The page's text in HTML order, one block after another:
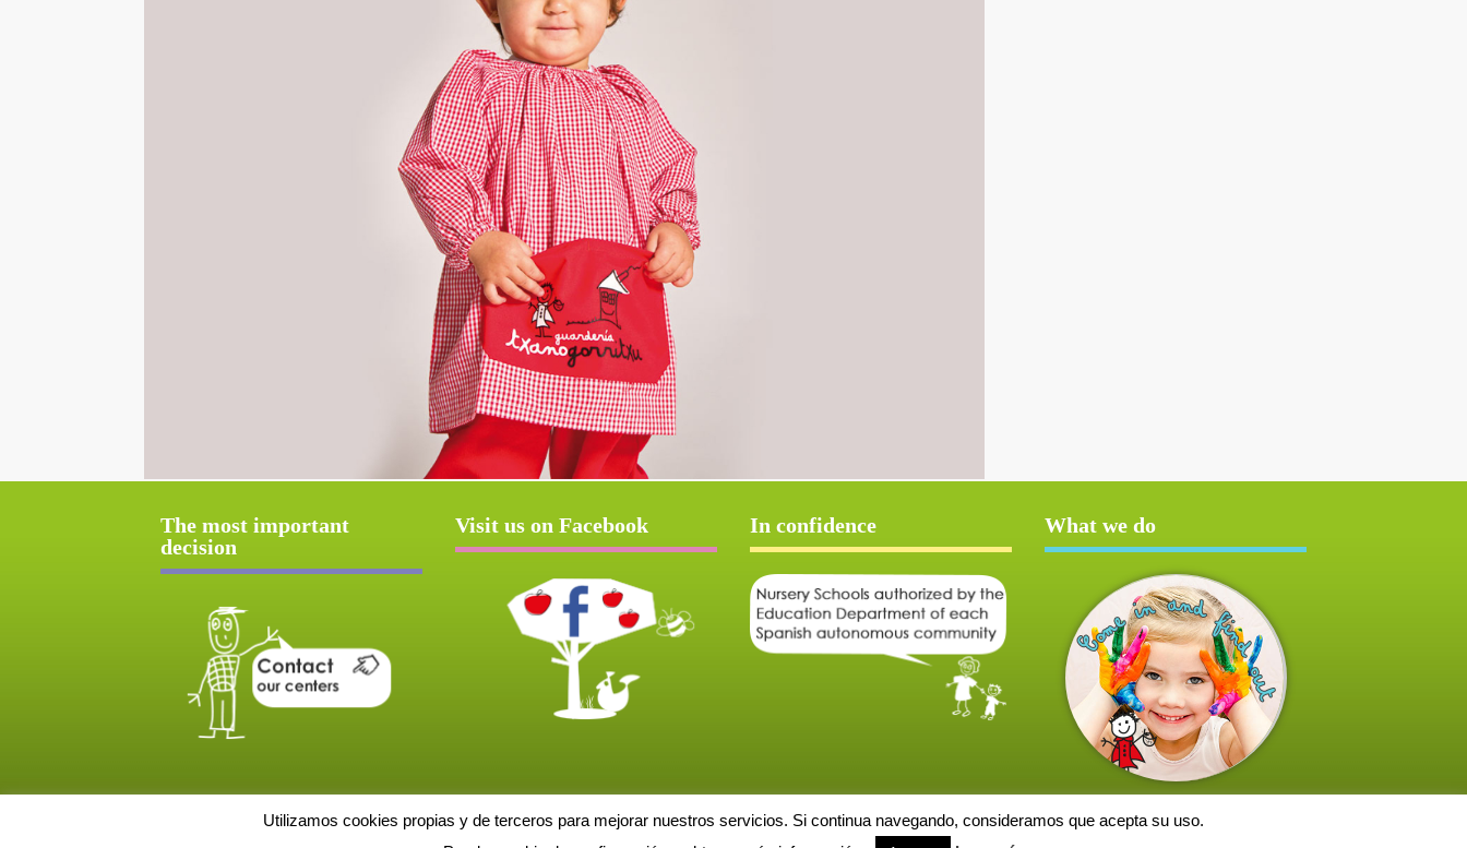
The most important
decision
Visit us on Facebook In confidence What we do
Utilizamos cookies propias y de terceros para mejorar nuestros servicios. Si continua navegando, consideramos que acepta su uso.
Aviso Legal Política de cookies Protección de datos Solicitud de baja